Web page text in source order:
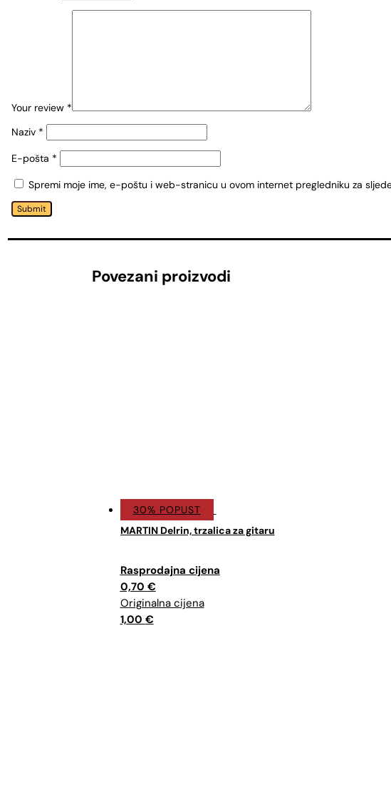
Your review *
Naziv *
E-pošta *
Spremi moje ime, e-poštu i web-stranicu u ovom internet pregledniku za
Submit
Povezani proizvodi
30% POPUST
MARTIN Delrin, trzalica za gitaru
1,00 €
Izvorna
cijena
bila
je:
1,00 €.
0,70 €
Trenutna
cijena
je:
0,70 €.